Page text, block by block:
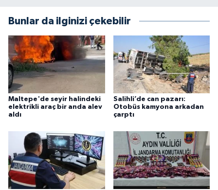
Bunlar da ilginizi çekebilir
Maltepe'de seyir halindeki
elektrikli araç bir anda alev
aldı
Salihli’de can pazarı:
Otobüs kamyona arkadan
çarptı